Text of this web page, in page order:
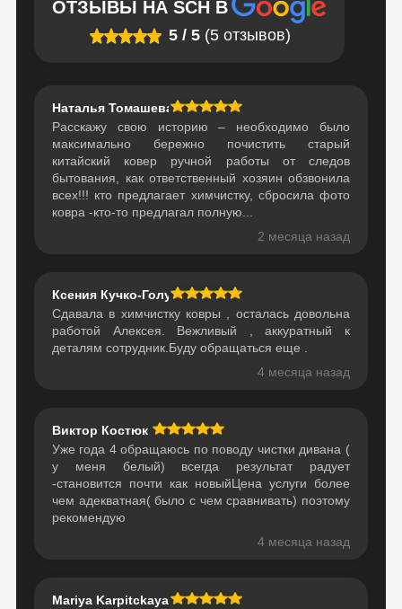
ОТЗЫВЫ НА SCH В
5/ 5 (5 отзывов)
Наталья Томашева
Расскажу свою историю – необходимо было
максимально бережно почистить старый
китайский ковер ручной работы от следов
бытования, как ответственный хозяин обзвонила
всех!!! кто предлагает химчистку, сбросила фото
ковра -кто-то предлагал полную...
2 месяца назад
Ксения Кучко-Голубович
Сдавала в химчистку ковры , осталась довольна
работой Алексея. Вежливый , аккуратный к
деталям сотрудник.Буду обращаться еще .
4 месяца назад
Виктор Костюк
Уже года 4 обращаюсь по поводу чистки дивана (
у меня белый) всегда результат радует
-становится почти как новыйЦена услуги более
чем адекватная( было с чем сравнивать) поэтому
рекомендую
4 месяца назад
Mariya Karpitckaya